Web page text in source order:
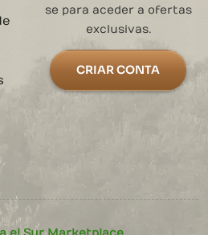
se para aceder a ofertas
exclusivas.
CRIAR CONTA